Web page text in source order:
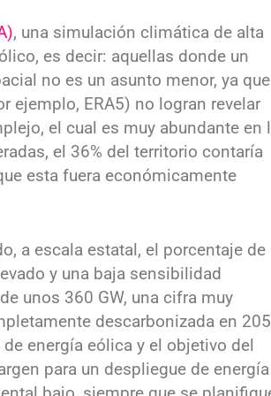
, una simulación climática de alta
es decir: aquellas donde un
no es un asunto menor, ya que
ejemplo, ERA5) no logran revelar
el cual es muy abundante en
el 36% del territorio contaría
esta fuera económicamente
a escala estatal, el porcentaje de
y una baja sensibilidad
unos 360 GW, una cifra muy
descarbonizada en
energía eólica y el objetivo del
para un despliegue de energía